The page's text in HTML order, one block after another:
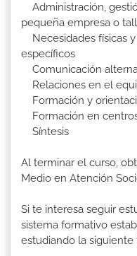
Administración,
pequeña empresa o
Necesidades físicas
específicos
Comunicación
Relaciones en el
Formación y
Formación en
Síntesis
Al terminar el curso,
Medio en Atención
Si te interesa seguir
sistema formativo
estudiando la siguiente